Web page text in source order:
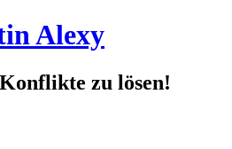
Alexy
zu lösen!